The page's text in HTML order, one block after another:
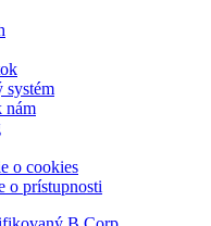
systém
nám
o cookies
o prístupnosti